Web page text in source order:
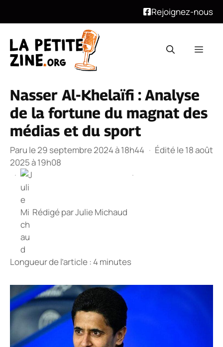
Rejoignez-nous
contenu
Nasser Al-Khelaïfi : Analyse
de la fortune du magnat des
médias et du sport
Paru le 29 septembre 2024 à 18h44 · Édité le 18 août
2025 à 19h08
·
Rédigé parJulie Michaud
·
Longueur de l’article : 4 minutes